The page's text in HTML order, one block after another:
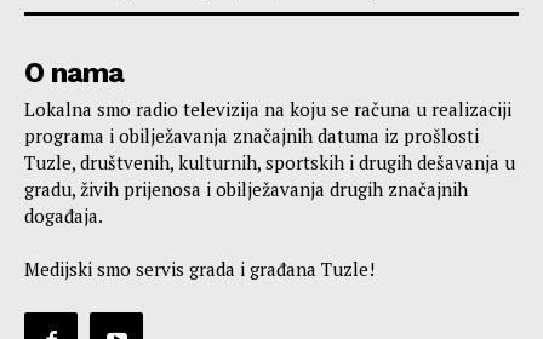
O nama
Lokalna smo radio televizija na koju se računa u realizaciji
programa i obilježavanja značajnih datuma iz prošlosti
Tuzle, društvenih, kulturnih, sportskih i drugih dešavanja u
gradu, živih prijenosa i obilježavanja drugih značajnih
događaja.
Medijski smo servis grada i građana Tuzle!